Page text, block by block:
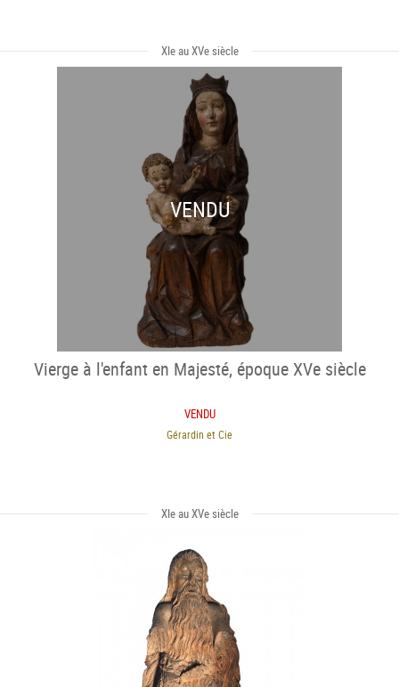
XIe au XVe siècle
VENDU
Vierge à l'enfant en Majesté, époque XVe siècle
VENDU
Gérardin et Cie
XIe au XVe siècle